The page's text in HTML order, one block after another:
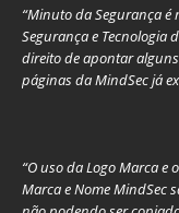
“Minuto da Segurança
Segurança e Tecnologia
direito de apontar
páginas da MindSec já
“O uso da Logo Marca e
Marca e Nome MindSec